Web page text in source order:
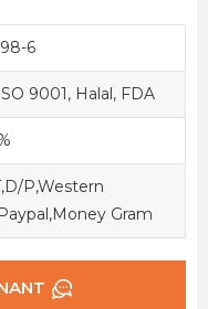
6
9001, Halal, FDA
P,Western
Gram